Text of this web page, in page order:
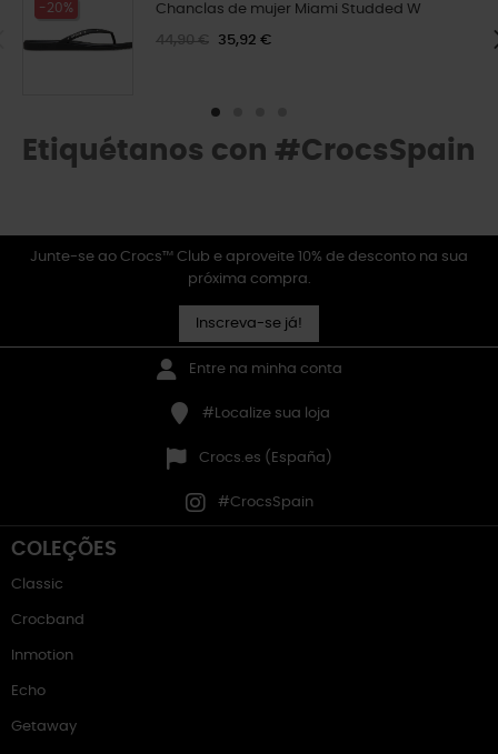
-20% Chanclas de mujer Miami Studded W
44,90 € 35,92 €
Etiquétanos con #CrocsSpain
Junte-se ao Crocs™ Club e aproveite 10% de desconto na sua
próxima compra.
Inscreva-se já!
Entre na minha conta
#Localize sua loja
Crocs.es (España)
#CrocsSpain
COLEÇÕES
Classic
Crocband
Inmotion
Echo
Getaway